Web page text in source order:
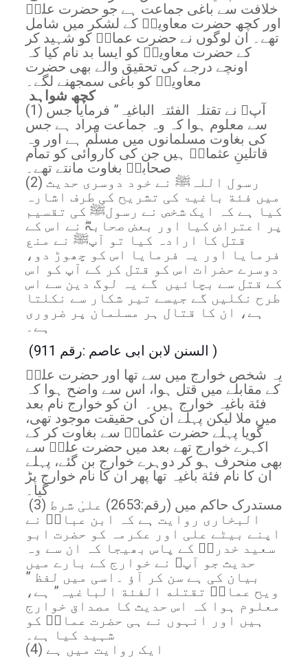
خلافت سے باغی جماعت ہے جو حضرت علیؓ
اور کچھ حضرت معاویہؓ کے لشکر میں شامل
تھے۔ ان لوگوں نے حضرت عمارؓ کو شہید کر
کے حضرت معاویہؓ کو ایسا بد نام کیا کہ
اونچے درجے کی تحقیق والے بھی حضرت
معاویہؓ کو باغی سمجھنے لگے۔
کچھ شواہد
(1) آپﷺ نے تقتلہ الفئتہ الباغيہ” فرمایا جس
سے معلوم ہوا کہ وہ جماعت مراد ہے جس
کی بغاوت مسلمانوں میں مسلّم ہے اور وہ
قاتلینِ عثمانؓ ہیں جن کی کاروائی کو تمام
صحابہؓ بغاوت مانتے تھے۔
(2) رسول اللہﷺ نے خود دوسری حدیث
میں فئة باغیۃ کی تشریح کی طرف اشارہ
کیا ہے کہ ایک شخص نے رسولﷺ کی تقسیم
پر اعتراض کیا اور بعض صحابہؓ نے اس کے
قتل کا ارادہ کیا تو آپﷺ نے منع
فرمایا اور یہ فرمایا اس کو چھوڑ دو،
دوسرے حضرات اس کو قتل کر کے آپ کو اس
کے قتل سے بچائیں گے یہ لوگ دین سے اس
طرح نکلیں گے جیسے تیر شکار سے نکلتا
ہے، ان کا قتال ہر مسلمان پر ضروری
ہے۔
(السنن لابن ابی عاصم :رقم 911 )
یہ شخص خوارج میں سے تھا اور حضرت علیؓ
کے مقابلے میں قتل ہوا، اس سے واضح ہوا کہ
فئة باغیہ خوارج ہیں۔ ان کو خوارج نام بعد
میں ملا لیکن پہلے ان کی حقیقت موجود تھی،
گویا پہلے حضرت عثمانؓ سے بغاوت کر کے
اکہرے خوارج تھے بعد میں حضرت علیؓ سے
بھی منحرف ہو کر دوہرے خوارج بن گئے، پہلے
ان کا نام فئة باغیہ تھا پھر ان کا نام خوارج پڑ
گیا۔
(3) مستدرک حاکم میں (رقم:2653) علیٰ شرط
البخاری روایت ہے کہ ابن عباسؓ نے
اپنے بیٹے علی اور عکرمہ کو حضرت ابو
سعید خدریؓ کے پاس بھیجا کہ ان سے وہ
حدیث جو آپﷺ نے خوارج کے بارے میں
بیان کی ہے سن کر آؤ ۔اسی میں لفظ ”
ويح عمارؓ تقتله الفئة الباغيہ” ہے،
معلوم ہوا کہ اس حدیث کا مصداق خوارج
ہیں اور انہوں نے ہی حضرت عمارؓ کو
شہید کیا ہے۔
(4) ایک روایت میں ہے